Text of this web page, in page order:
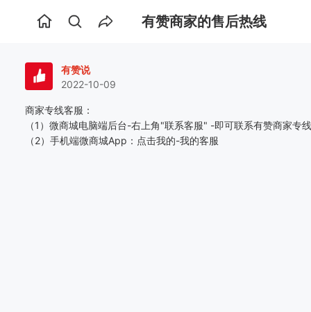
首
有赞商家的售后热线
有赞说
2022-10-09
商家专线客服：
（1）微商城电脑端后台-右上角"联系客服" -即可联系有赞商家专
（2）手机端微商城App：点击我的-我的客服